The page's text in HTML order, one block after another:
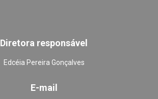
Diretora responsável
Edcéia Pereira Gonçalves
E-mail